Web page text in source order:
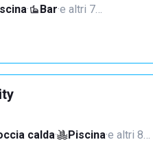
· Bar·e altri 7…
calda· Piscina·e altri 8…